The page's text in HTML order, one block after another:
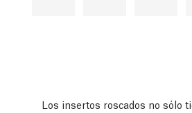
Los insertos roscados no sólo